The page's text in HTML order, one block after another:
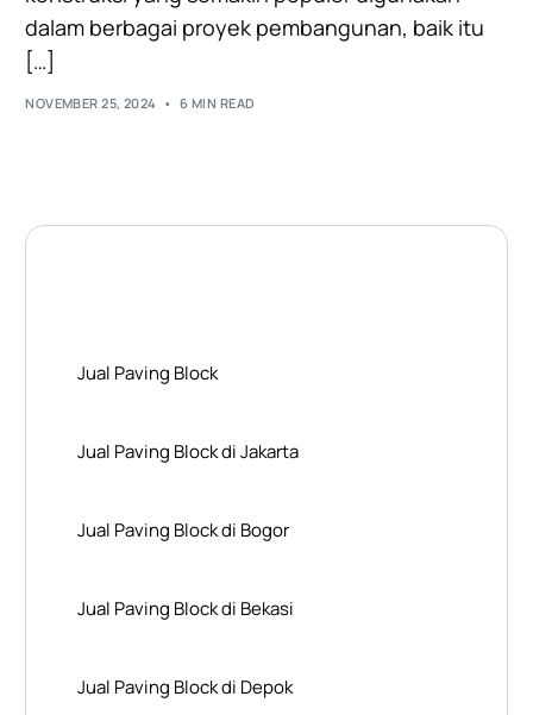
dalam berbagai proyek pembangunan, baik itu
[…]
NOVEMBER 25, 2024 6 MIN READ
Jual Paving Block
Jual Paving Block di Jakarta
Jual Paving Block di Bogor
Jual Paving Block di Bekasi
Jual Paving Block di Depok